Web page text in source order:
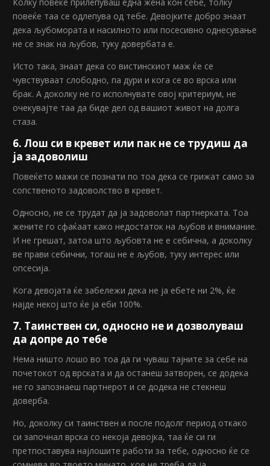
Колку повеќе прилепуваш една жена кон себе, толку
повеќе таа се одлепува од тебе. Девојките добро знаат
дека љубомората и насилното или посесивно однесување
не се знак на љубов, туку довербата е.
Исто така, знаат дека со вистинскиот маж ќе се
чувствуваат слободно, па дури и кога се во врска или
брак. А доколку не го исполнувате овој критериум, не
очекувајте таа да биде дел од вашиот живот на долга
стаза.
6. Лош си в кревет или пак не се трудиш да
ја задоволиш
Повеќето мажи се познати по тоа дека се грижат само за
сопственото задоволство в кревет.
Односно, не се трудат да ја задоволат партнерката. Тоа
жените го сфаќаат како недостаток на љубов и внимание.
И не грешат, затоа што љубовта не е себична, а доколку
ве прави себични, тогаш не е љубов, туку интерес или
опсесија.
Кога девојата ќе забележи дека не ја ебете ни 2%, ќе
најде некој што ќе ја еби 100%.
7. Таинствен си, односно не и дозволуваш
да допре до тебе
Нема ништо лошо во тоа да ги чуваш тајните за себе на
почетокот од врската и да останеш затворен, се додека
не го запознаеш партнерот и се додека не стекнеш
доверба.
Но, доколку си таинствен и после подолг период откако
си започнал врска со некоја девојка, таа ќе си ги
претпоставува најлошите работи за тебе, односно ќе се